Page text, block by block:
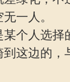
一人。
个人选择
这边的，